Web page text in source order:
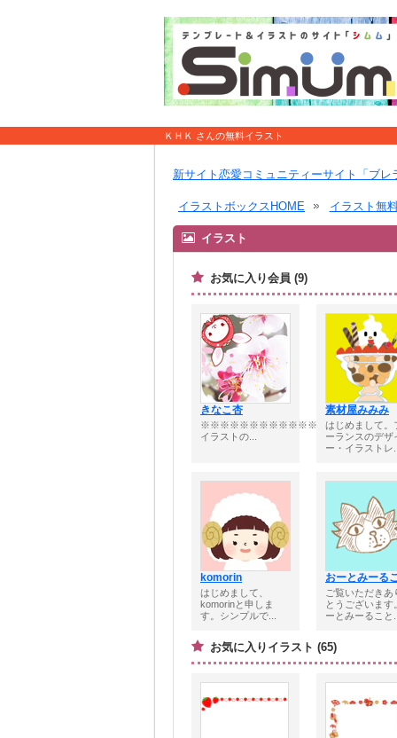
ＫＨＫ さんの無料イラスト
新サイト恋愛コミュニティーサイト「ブレ
イラストボックスHOME イラスト無
イラスト
お気に入り会員 (9)
きなこ杏
※※※※※※※※※※※※※※※※※※※■
イラストの...
素材屋みみみ
はじめまして。
ーランスのデザ
ー・イラストレ
komorin
はじめまして、
komorinと申しま
す。シンプルで...
おーとみーる
ご覧いただきあ
とうございます
ーとみーること
お気に入りイラスト (65)